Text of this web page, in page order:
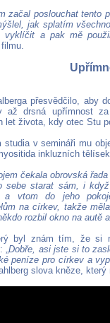
začal poslouchat tento
jak splatím
vyklíčit a pak mě
přesvědčilo, aby
až drsná upřímnost
let života, kdy otec Stu
studia v semináři mu
inkluzních
čekala obrovská
sebe starat sám, i
a vtom do jeho
na církev, takže
rozbil okno na autě
byl znám tím, že si
„Dobře, asi jste si to
peníze pro církev a
slova kněze,